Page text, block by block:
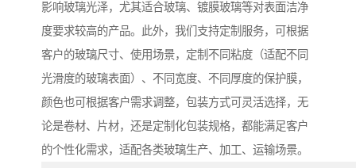
影响玻璃光泽，尤其适合玻璃、镀膜玻璃等对表面洁净
度要求较高的产品。此外，我们支持定制服务，可根据
客户的玻璃尺寸、使用场景，定制不同粘度（适配不同
光滑度的玻璃表面）、不同宽度、不同厚度的保护膜，
颜色也可根据客户需求调整，包装方式可灵活选择，无
论是卷材、片材，还是定制化包装规格，都能满足客户
的个性化需求，适配各类玻璃生产、加工、运输场景。